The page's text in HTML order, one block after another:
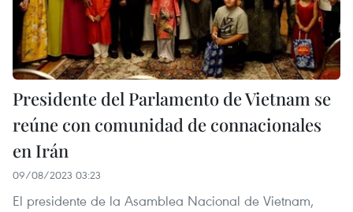
Presidente del Parlamento de Vietnam se
reúne con comunidad de connacionales
en Irán
09/08/2023 03:23
El presidente de la Asamblea Nacional de Vietnam,